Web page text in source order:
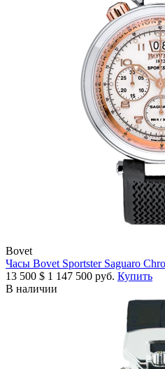
Bovet
Часы Bovet Sportster Saguaro
13 500 $ 1 147 500 руб. Купить
В наличии